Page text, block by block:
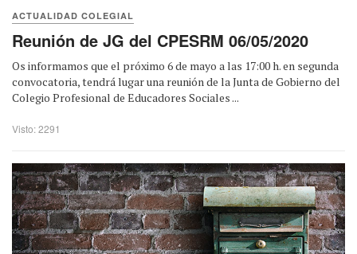
ACTUALIDAD COLEGIAL
Reunión de JG del CPESRM 06/05/2020
Os informamos que el próximo 6 de mayo a las 17:00 h. en segunda
convocatoria, tendrá lugar una reunión de la Junta de Gobierno del
Colegio Profesional de Educadores Sociales ...
Visto: 2291